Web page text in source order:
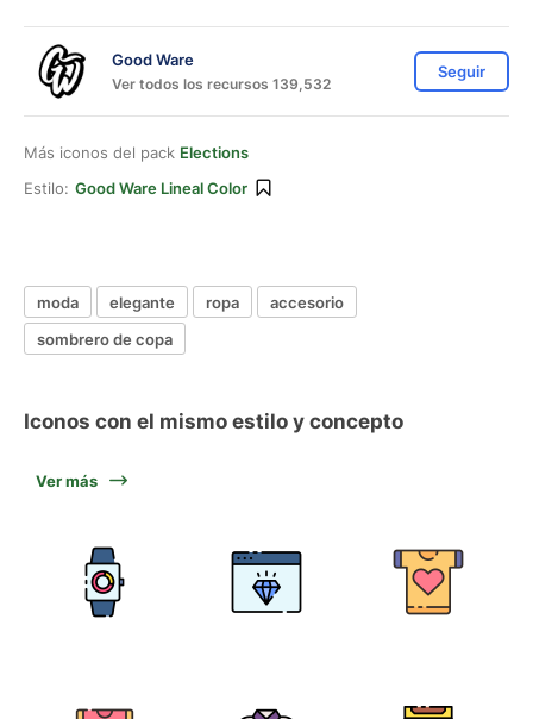
Good Ware
Ver todos los recursos 139,532
Seguir
Más iconos del pack Elections
Estilo: Good Ware Lineal Color
moda elegante ropa
accesorio
sombrero de copa
Iconos con el mismo estilo y concepto
Ver más